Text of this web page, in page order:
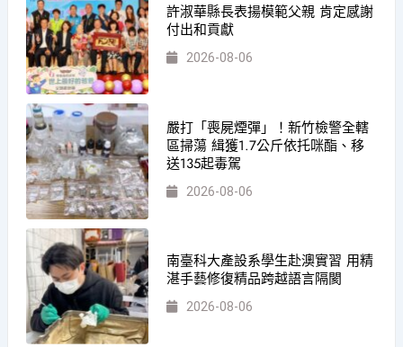
許淑華縣長表揚模範父親 肯定感謝
付出和貢獻
2026-08-06
嚴打「喪屍煙彈」！新竹檢警全轄
區掃蕩 緝獲1.7公斤依托咪酯、移
送135起毒駕
2026-08-06
南臺科大產設系學生赴澳實習 用精
湛手藝修復精品跨越語言隔閡
2026-08-06